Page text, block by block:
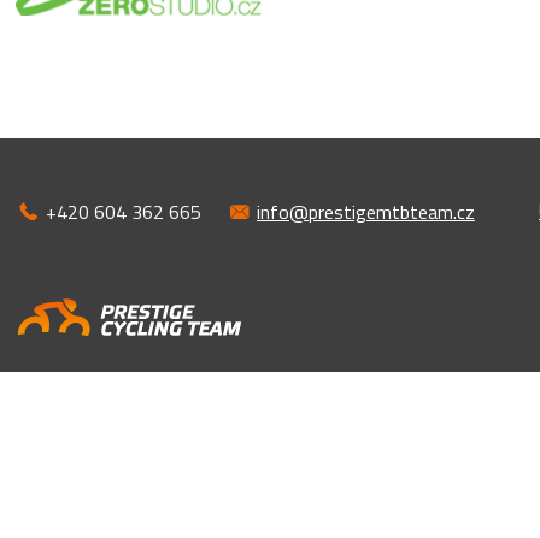
+420 604 362 665 info@prestigemtbteam.cz